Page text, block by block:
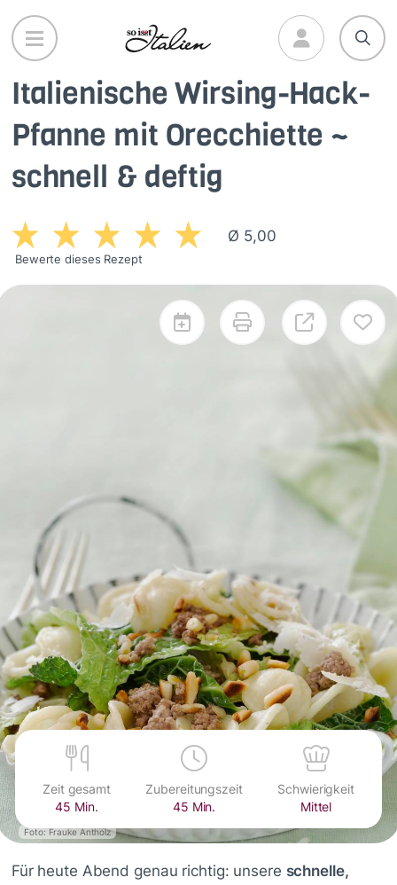
Direkt
zum
Inhalt
Italienische Wirsing-Hack-
Pfanne mit Orecchiette ~
schnell & deftig
Ø 5,00
Bewerte dieses Rezept
Foto: Frauke Antholz
Zeit gesamt
45 Min.
Zubereitungszeit
45 Min.
Schwierigkeit
Mittel
Für heute Abend genau richtig: unsere schnelle,